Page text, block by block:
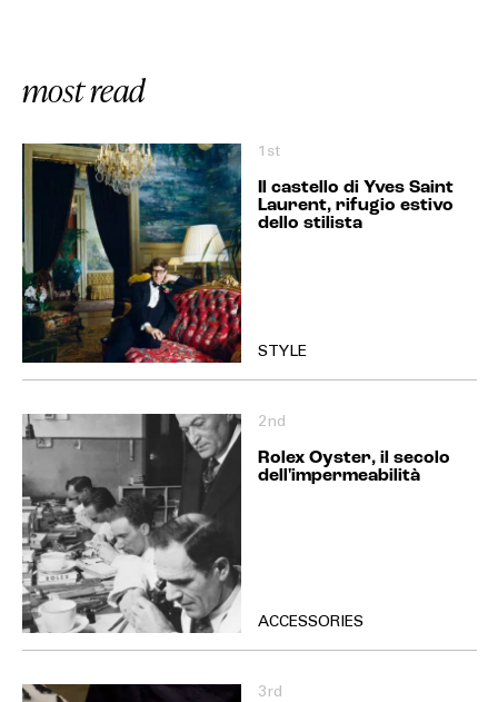
most read
1st
Il castello di Yves Saint
Laurent, rifugio estivo
dello stilista
STYLE
2nd
Rolex Oyster, il secolo
dell'impermeabilità
ACCESSORIES
3rd